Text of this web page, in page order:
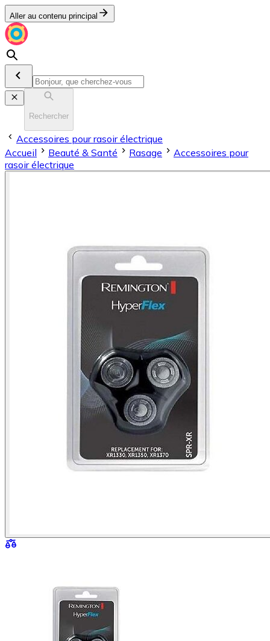
Aller au contenu principal
Rechercher
Accessoires pour rasoir électrique
Accueil
Beauté & Santé Rasage
Accessoires pour
rasoir électrique